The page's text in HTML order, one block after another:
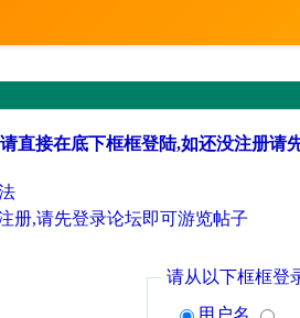
直接在底下框框登陆,如还没注册请
册,请先登录论坛即可游览帖子
请从以下框框登
用户名